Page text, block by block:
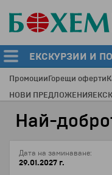
ЕКСКУРЗИИ И
ПромоцииГорещи оферти
НОВИ ПРЕДЛОЖЕНИЯ
Най-
Дата на заминаване:
29.01.2027 г.